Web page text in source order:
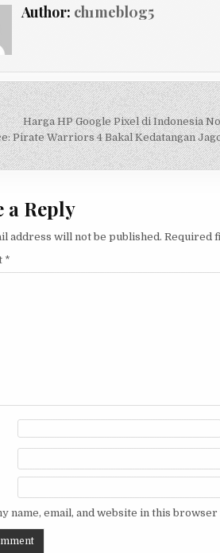
Author: ch1mebl0g5
Harga HP Google Pixel di Indonesia
Pirate Warriors 4 Bakal Kedatangan
a Reply
address will not be published. Required
*
name, email, and website in this